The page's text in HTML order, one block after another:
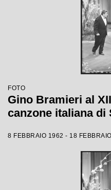
FOTO
Gino Bramieri al
canzone italiana di
8 FEBBRAIO 1962 - 18